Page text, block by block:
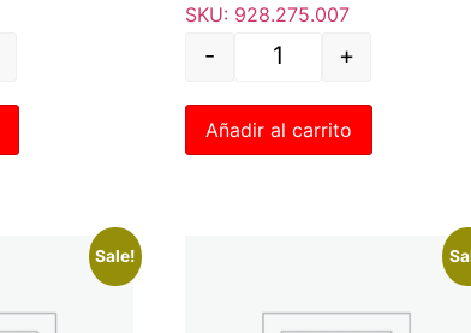
SKU: 928.275.007
- +
Añadir al carrito
Sale!